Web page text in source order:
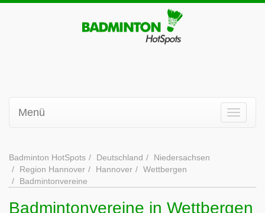
Menü
Badminton HotSpots Deutschland
Niedersachsen
Region Hannover
Hannover
Wettbergen
Badmintonvereine
Badmintonvereine in Wettbergen